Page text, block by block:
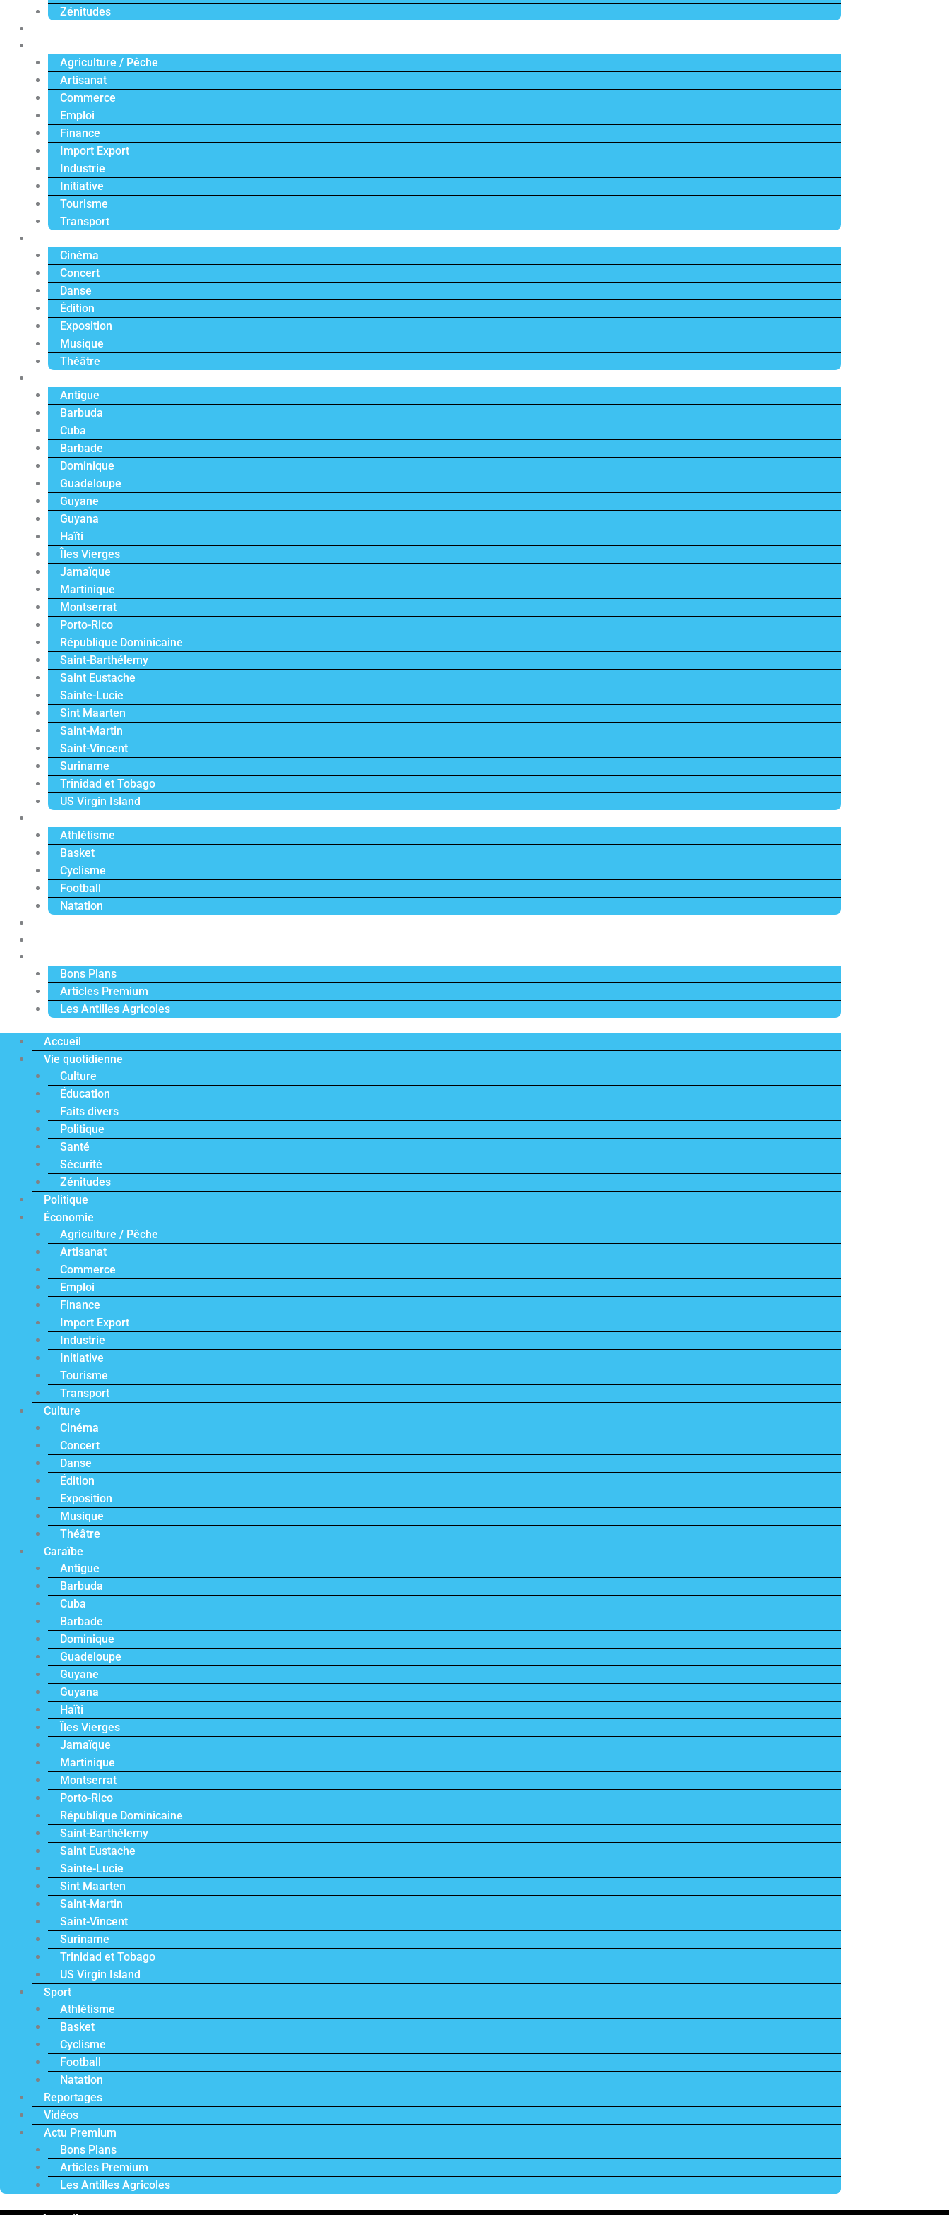
Zénitudes
Agriculture / Pêche
Artisanat
Commerce
Emploi
Finance
Import Export
Industrie
Initiative
Tourisme
Transport
Cinéma
Concert
Danse
Édition
Exposition
Musique
Théâtre
Antigue
Barbuda
Cuba
Barbade
Dominique
Guadeloupe
Guyane
Guyana
Haïti
Îles Vierges
Jamaïque
Martinique
Montserrat
Porto-Rico
République Dominicaine
Saint-Barthélemy
Saint Eustache
Sainte-Lucie
Sint Maarten
Saint-Martin
Saint-Vincent
Suriname
Trinidad et Tobago
US Virgin Island
Athlétisme
Basket
Cyclisme
Football
Natation
Bons Plans
Articles Premium
Les Antilles Agricoles
Accueil
Vie quotidienne
Culture
Éducation
Faits divers
Politique
Santé
Sécurité
Zénitudes
Politique
Économie
Agriculture / Pêche
Artisanat
Commerce
Emploi
Finance
Import Export
Industrie
Initiative
Tourisme
Transport
Culture
Cinéma
Concert
Danse
Édition
Exposition
Musique
Théâtre
Caraïbe
Antigue
Barbuda
Cuba
Barbade
Dominique
Guadeloupe
Guyane
Guyana
Haïti
Îles Vierges
Jamaïque
Martinique
Montserrat
Porto-Rico
République Dominicaine
Saint-Barthélemy
Saint Eustache
Sainte-Lucie
Sint Maarten
Saint-Martin
Saint-Vincent
Suriname
Trinidad et Tobago
US Virgin Island
Sport
Athlétisme
Basket
Cyclisme
Football
Natation
Reportages
Vidéos
Actu Premium
Bons Plans
Articles Premium
Les Antilles Agricoles